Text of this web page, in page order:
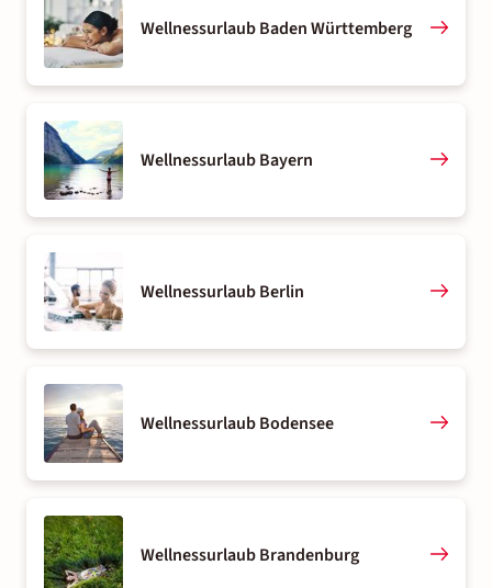
Wellnessurlaub Baden Württemberg
Wellnessurlaub Bayern
Wellnessurlaub Berlin
Wellnessurlaub Bodensee
Wellnessurlaub Brandenburg